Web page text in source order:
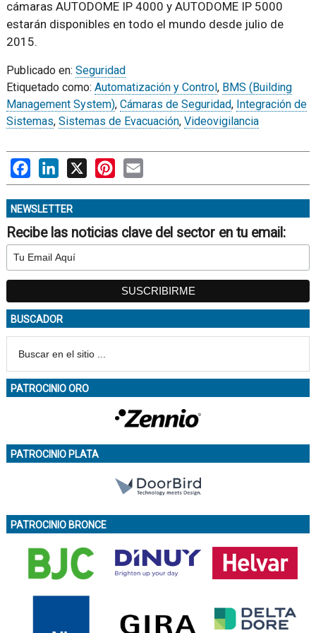
cámaras AUTODOME IP 4000 y AUTODOME IP 5000
estarán disponibles en todo el mundo desde julio de
2015.
Publicado en: Seguridad
Etiquetado como: Automatización y Control, BMS (Building
Management System), Cámaras de Seguridad, Integración de
Sistemas, Sistemas de Evacuación, Videovigilancia
FacebookLinkedIn
X PinterestEmail
NEWSLETTER
Recibe las noticias clave del sector en tu email:
BUSCADOR
PATROCINIO ORO
PATROCINIO PLATA
PATROCINIO BRONCE